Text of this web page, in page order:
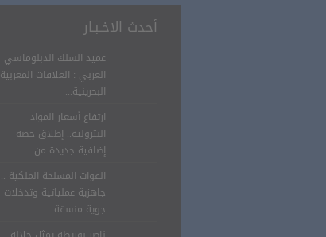
أحدث الاخـبـار
عميد السلك الدبلوماسي
العربي : العلاقات المغربية
البحرينية...
ارتفاع أسعار المواد
البترولية.. إطلاق حصة
إضافية جديدة من...
القوات المسلحة الملكية ..
جاهزية عملياتية وتدخلات
جوية منسقة...